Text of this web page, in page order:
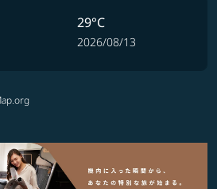
29°C
2026/08/13